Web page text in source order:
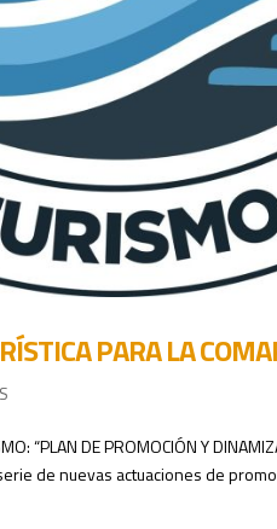
PARA LA
DE PROMOCIÓN Y
de nuevas actuaciones de